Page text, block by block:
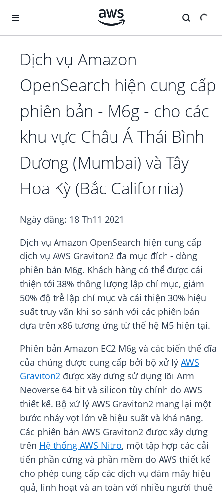
Dịch vụ Amazon
OpenSearch hiện cung cấp
phiên bản - M6g - cho các
khu vực Châu Á Thái Bình
Dương (Mumbai) và Tây
Hoa Kỳ (Bắc California)
Ngày đăng: 18 Th11 2021
Dịch vụ Amazon OpenSearch hiện cung cấp
dịch vụ AWS Graviton2 đa mục đích - dòng
phiên bản M6g. Khách hàng có thể được cải
thiện tới 38% thông lượng lập chỉ mục, giảm
50% độ trễ lập chỉ mục và cải thiện 30% hiệu
suất truy vấn khi so sánh với các phiên bản
dựa trên x86 tương ứng từ thế hệ M5 hiện tại.
Phiên bản Amazon EC2 M6g và các biến thể đĩa
của chúng được cung cấp bởi bộ xử lý AWS
Graviton2 được xây dựng sử dụng lõi Arm
Neoverse 64 bit và silicon tùy chỉnh do AWS
thiết kế. Bộ xử lý AWS Graviton2 mang lại một
bước nhảy vọt lớn về hiệu suất và khả năng.
Các phiên bản AWS Graviton2 được xây dựng
trên Hệ thống AWS Nitro, một tập hợp các cải
tiến phần cứng và phần mềm do AWS thiết kế
cho phép cung cấp các dịch vụ đám mây hiệu
quả, linh hoạt và an toàn với nhiều người thuê